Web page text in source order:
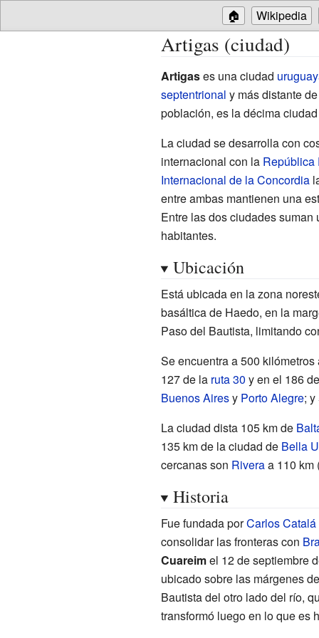
🏠 Wikipedia
Artigas (ciudad)
Artigases una ciudad
septentrional y más distante
población, es la décima
La ciudad se desarrolla con
internacional con la República
Internacional de la Concordia
entre ambas mantienen una
Entre las dos ciudades
habitantes.
Ubicación
Está ubicada en la zona
basáltica de Haedo, en la
Paso del Bautista, limitando
Se encuentra a 500
127 de la ruta 30 y en el 186
Buenos Airesy Porto Alegre; y
La ciudad dista 105 km de
135 km de la ciudad de Bella
cercanas son Riveraa 110 km
Historia
Fue fundada porCarlos Catalá
consolidar las fronteras con
Cuareimel 12 de septiembre
ubicado sobre las márgenes
Bautista del otro lado del río,
transformó luego en lo que es